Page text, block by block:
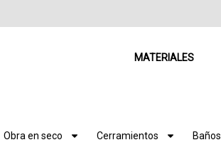
MATERIALES
Obra en seco Cerramientos Baños